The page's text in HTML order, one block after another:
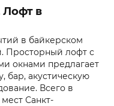
Лофт в
в байкерском
Просторный лофт с
окнами предлагает
бар, акустическую
Всего в
Санкт-